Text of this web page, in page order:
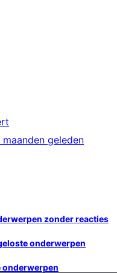
maanden geleden
zonder reacties
onderwerpen
onderwerpen